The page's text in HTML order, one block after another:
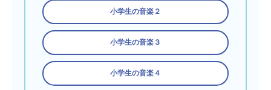
小学生の音楽２
小学生の音楽３
小学生の音楽４